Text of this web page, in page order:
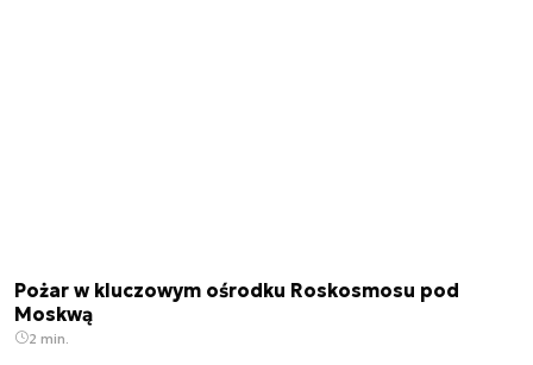
Pożar w kluczowym ośrodku Roskosmosu pod
Moskwą
2 min.